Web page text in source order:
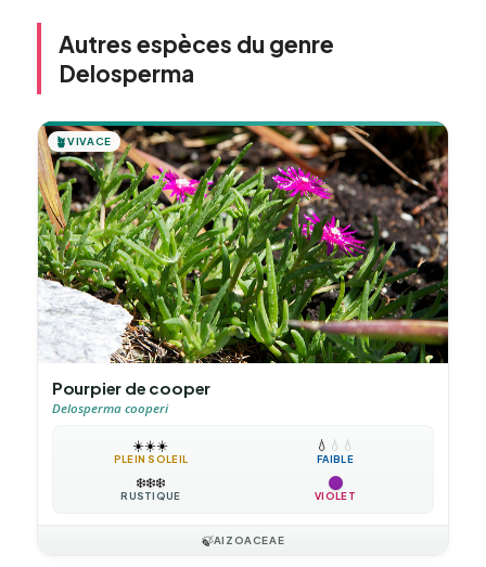
Autres espèces du genre
Delosperma
🪴VIVACE
Pourpier de cooper
Delosperma cooperi
☀️☀️☀️
PLEIN SOLEIL
💧 💧 💧
FAIBLE
❄️❄️❄️
RUSTIQUE VIOLET
🍃AIZOACEAE